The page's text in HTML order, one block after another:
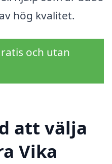
hög kvalitet.
och utan
att välja
Vika